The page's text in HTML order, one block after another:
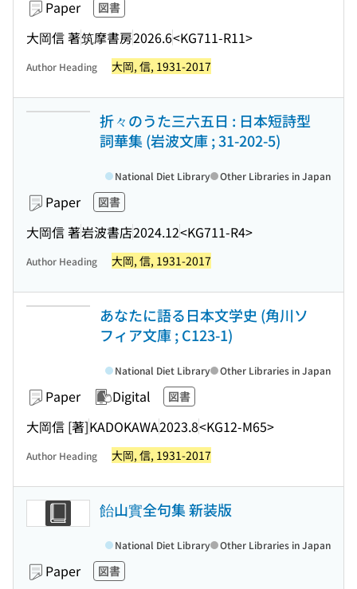
Paper 図書
大岡信 著筑摩書房2026.6<KG711-R11>
Author Heading 大岡, 信, 1931-2017
折々のうた三六五日 : 日本短詩型
詞華集 (岩波文庫 ; 31-202-5)
Paper 図書
大岡信 著岩波書店2024.12<KG711-R4>
National Diet Library Other Libraries in Japan
Author Heading 大岡, 信, 1931-2017
あなたに語る日本文学史 (角川ソ
フィア文庫 ; C123-1)
Paper Digital 図書
大岡信 [著]KADOKAWA2023.8<KG12-M65>
National Diet Library Other Libraries in Japan
Author Heading 大岡, 信, 1931-2017
飴山實全句集 新装版
Paper 図書
National Diet Library Other Libraries in Japan